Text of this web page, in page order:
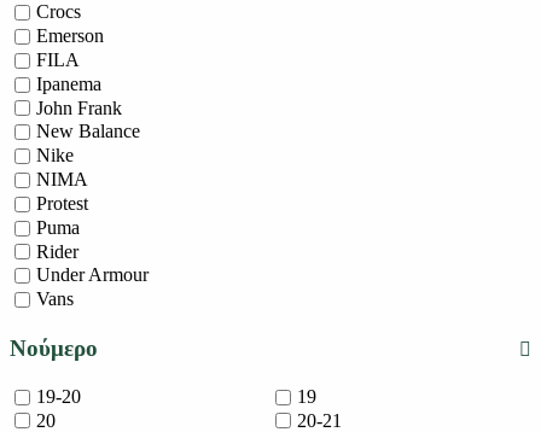
Crocs
Emerson
FILA
Ipanema
John Frank
New Balance
Nike
NIMA
Protest
Puma
Rider
Under Armour
Vans
Νούμερο
19-20
19
20
20-21